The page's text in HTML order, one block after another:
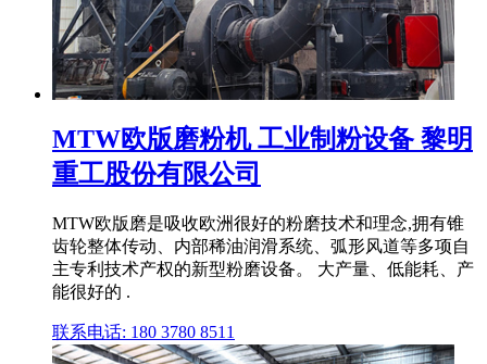
MTW欧版磨粉机 工业制粉设备 黎明
重工股份有限公司
MTW欧版磨是吸收欧洲很好的粉磨技术和理念,拥有锥
齿轮整体传动、内部稀油润滑系统、弧形风道等多项自
主专利技术产权的新型粉磨设备。 大产量、低能耗、产
能很好的 .
联系电话: 180 3780 8511